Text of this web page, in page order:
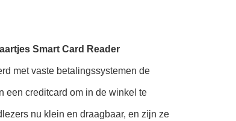
Smart Card Reader
met vaste betalingssystemen de
een creditcard om in de winkel te
nu klein en draagbaar, en zijn ze